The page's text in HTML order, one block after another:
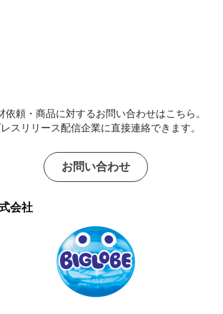
依頼・商品に対するお問い合わせはこちら。
スリリース配信企業に直接連絡できます。
お問い合わせ
会社